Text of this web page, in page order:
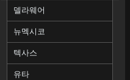
델라웨어
뉴멕시코
텍사스
유타